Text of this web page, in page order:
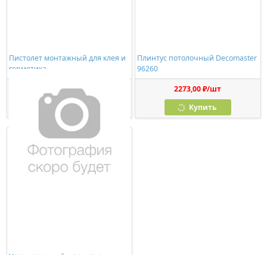
Пистолет монтажный для клея и
герметика
278,00 ₽/шт
Купить
Плинтус потолочный Decomaster
96260
2273,00 ₽/шт
Купить